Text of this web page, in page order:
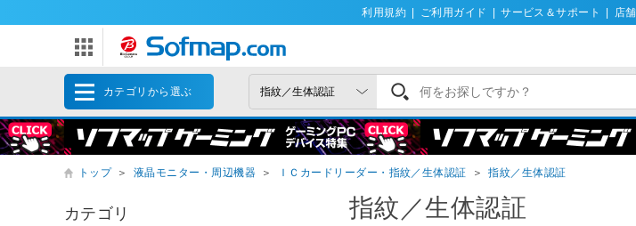
利用規約 ご利用ガイド サービス＆サポート 店
カテゴリから選ぶ
トップ ＞ 液晶モニター・周辺機器 ＞ ＩＣカードリーダー・指紋／生体認証 ＞ 指紋／生体認証
指紋／生体認証
カテゴリ